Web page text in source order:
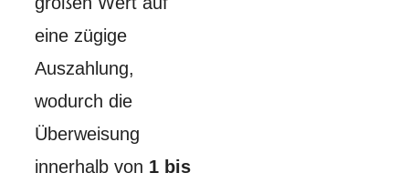
eine zügige
Auszahlung,
wodurch die
Überweisung
innerhalb von 1 bis